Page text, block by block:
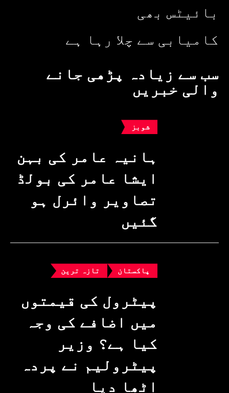
بائیٹس بھی
کامیابی سے چلا رہا ہے
سب سے زیادہ پڑھی جانے
والی خبریں
شوبز
ہانیہ عامر کی بہن
ایشا عامر کی بولڈ
تصاویر وائرل ہو
گئیں
پاکستان تازہ ترین
پیٹرول کی قیمتوں
میں اضافے کی وجہ
کیا ہے؟ وزیرِ
پیٹرولیم نے پردہ
اٹھا دیا